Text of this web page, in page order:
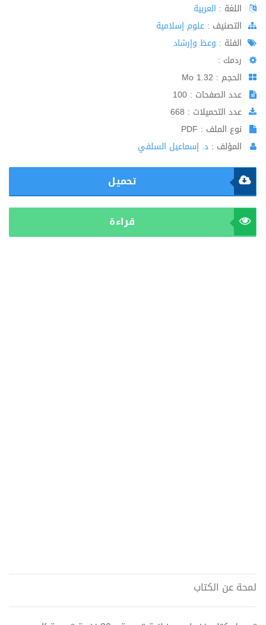
اللغة : العربية
اﻟﺘﺼﻨﻴﻒ : علوم إسلامية
الفئة : وعظ وإرشاد
ردمك :
الحجم : 1.32 Mo
عدد الصفحات : 100
عدد التحميلات : 668
نوع الملف : PDF
المؤلف : د. إسماعيل السلفي
تحميل
قراءة
لمحة عن الكتاب